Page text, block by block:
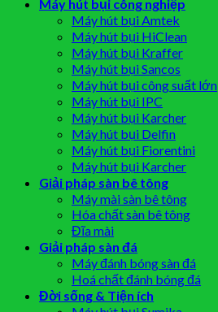
Máy hút bụi công nghiệp
Máy hút bụi Amtek
Máy hút bụi HiClean
Máy hút bụi Kraffer
Máy hút bụi Sancos
Máy hút bụi công suất lớn
Máy hút bụi IPC
Máy hút bụi Karcher
Máy hút bụi Delfin
Máy hút bụi Fiorentini
Máy hút bụi Karcher
Giải pháp sàn bê tông
Máy mài sàn bê tông
Hóa chất sàn bê tông
Đĩa mài
Giải pháp sàn đá
Máy đánh bóng sàn đá
Hoá chất đánh bóng đá
Đời sống & Tiện ích